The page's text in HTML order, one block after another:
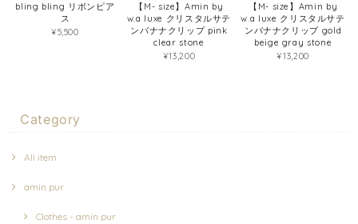
bling bling リボンピア
ス
¥5,500
【M- size】Amin by
w.a luxe クリスタルサテ
ンバナナクリップ pink
clear stone
¥13,200
【M- size】Amin by
w.a luxe クリスタルサテ
ンバナナクリップ gold
beige gray stone
¥13,200
Category
All item
amin pur
Clothes - amin pur